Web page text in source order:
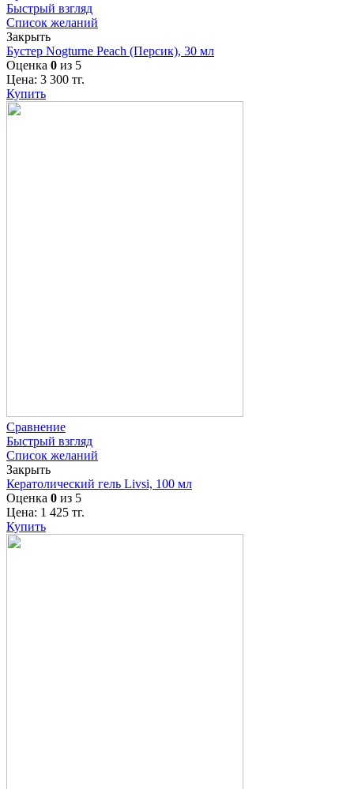
Быстрый взгляд
Список желаний
Закрыть
Бустер Nogturne Peach (Персик), 30 мл
Оценка 0 из 5
Цена: 3 300 тг.
Купить
Сравнение
Быстрый взгляд
Список желаний
Закрыть
Кератолический гель Livsi, 100 мл
Оценка 0 из 5
Цена: 1 425 тг.
Купить